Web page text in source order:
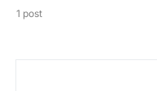
1 post